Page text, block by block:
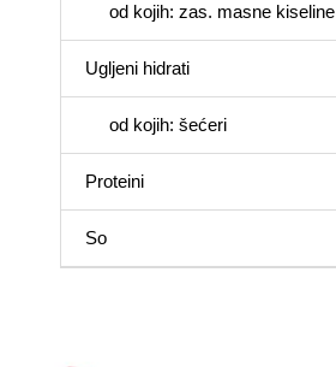
od kojih: zas. masne kiseline
Ugljeni hidrati
od kojih: šećeri
Proteini
So